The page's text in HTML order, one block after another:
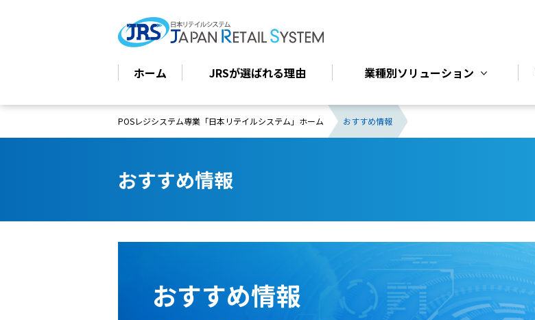
ホーム JRSが選ばれる理由 業種別ソリューション
POSレジシステム専業「日本リテイルシステム」ホーム おすすめ情報
おすすめ情報
おすすめ情報